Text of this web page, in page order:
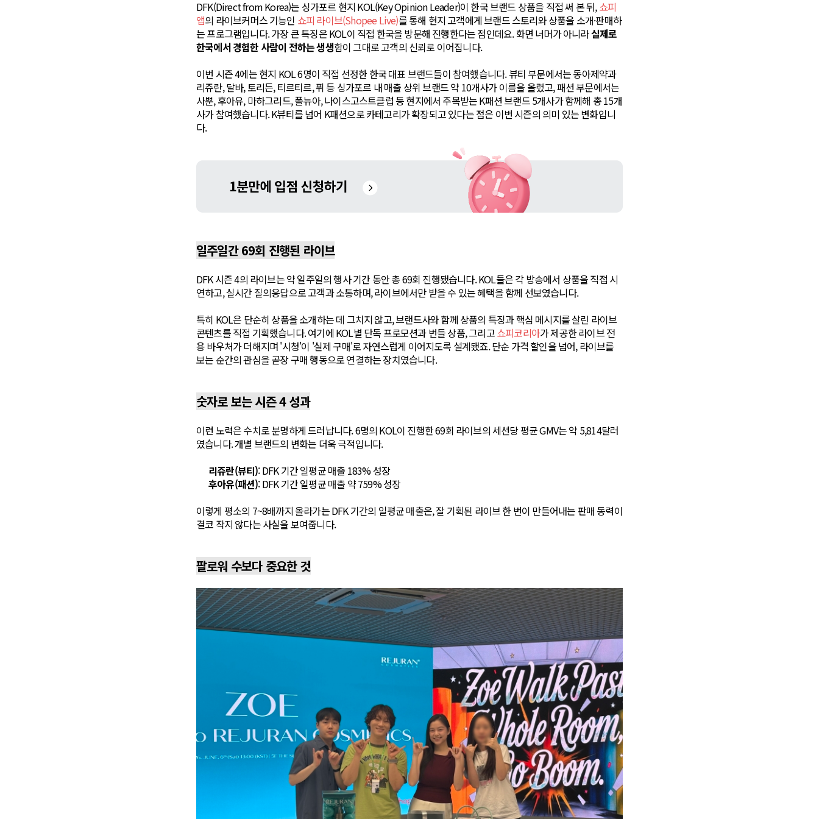
DFK(Direct from Korea)는 싱가포르 현지 KOL(Key Opinion Leader)이 한국 브랜드 상품을 직접 써 본 뒤,쇼피
앱의 라이브커머스 기능인 쇼피 라이브(Shopee Live)를 통해 현지 고객에게 브랜드 스토리와 상품을 소개·판매하
는 프로그램입니다. 가장 큰 특징은 KOL이 직접 한국을 방문해 진행한다는 점인데요. 화면 너머가 아니라실제로
한국에서 경험한 사람이 전하는 생생함이 그대로 고객의 신뢰로 이어집니다.
이번 시즌 4에는 현지 KOL 6명이 직접 선정한 한국 대표 브랜드들이 참여했습니다. 뷰티 부문에서는 동아제약과
리쥬란, 달바, 토리든, 티르티르, 퓌 등 싱가포르 내 매출 상위 브랜드 약 10개사가 이름을 올렸고, 패션 부문에서는
사뿐, 후아유, 마하그리드, 폴뉴아, 나이스고스트클럽 등 현지에서 주목받는 K패션 브랜드 5개사가 함께해 총 15개
사가 참여했습니다. K뷰티를 넘어 K패션으로 카테고리가 확장되고 있다는 점은 이번 시즌의 의미 있는 변화입니
다.
일주일간 69회 진행된 라이브
DFK 시즌 4의 라이브는 약 일주일의 행사 기간 동안 총 69회 진행됐습니다. KOL들은 각 방송에서 상품을 직접 시
연하고, 실시간 질의응답으로 고객과 소통하며, 라이브에서만 받을 수 있는 혜택을 함께 선보였습니다.
특히 KOL은 단순히 상품을 소개하는 데 그치지 않고, 브랜드사와 함께 상품의 특징과 핵심 메시지를 살린 라이브
콘텐츠를 직접 기획했습니다. 여기에 KOL별 단독 프로모션과 번들 상품, 그리고쇼피코리아가 제공한 라이브 전
용 바우처가 더해지며 '시청'이 '실제 구매'로 자연스럽게 이어지도록 설계됐죠. 단순 가격 할인을 넘어, 라이브를
보는 순간의 관심을 곧장 구매 행동으로 연결하는 장치였습니다.
숫자로 보는 시즌 4 성과
이런 노력은 수치로 분명하게 드러납니다. 6명의 KOL이 진행한 69회 라이브의 세션당 평균 GMV는 약 5,814달러
였습니다. 개별 브랜드의 변화는 더욱 극적입니다.
리쥬란(뷰티): DFK 기간 일평균 매출 183% 성장
후아유(패션): DFK 기간 일평균 매출 약 759% 성장
이렇게 평소의 7~8배까지 올라가는 DFK 기간의 일평균 매출은, 잘 기획된 라이브 한 번이 만들어내는 판매 동력이
결코 작지 않다는 사실을 보여줍니다.
팔로워 수보다 중요한 것